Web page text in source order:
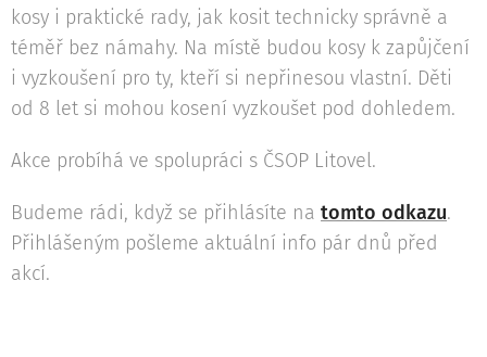
kosy i praktické rady, jak kosit technicky správně a
téměř bez námahy. Na místě budou kosy k zapůjčení
i vyzkoušení pro ty, kteří si nepřinesou vlastní. Děti
od 8 let si mohou kosení vyzkoušet pod dohledem.
Akce probíhá ve spolupráci s ČSOP Litovel.
Budeme rádi, když se přihlásíte na tomto odkazu.
Přihlášeným pošleme aktuální info pár dnů před
akcí.